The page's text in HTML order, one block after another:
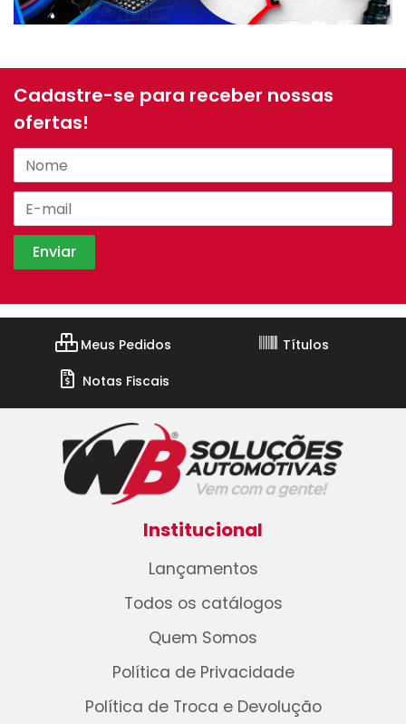
Cadastre-se para receber nossas
ofertas!
Meus Pedidos
Títulos
Notas Fiscais
Institucional
Lançamentos
Todos os catálogos
Quem Somos
Política de Privacidade
Política de Troca e Devolução